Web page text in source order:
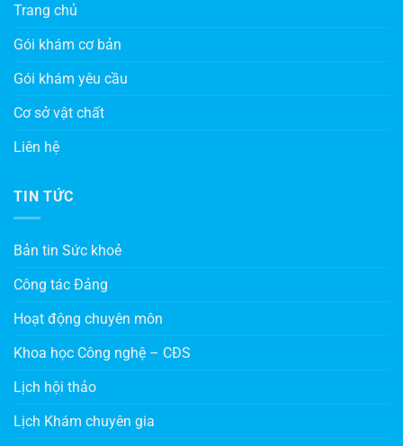
Trang chủ
Gói khám cơ bản
Gói khám yêu cầu
Cơ sở vật chất
Liên hệ
TIN TỨC
Bản tin Sức khoẻ
Công tác Đảng
Hoạt động chuyên môn
Khoa học Công nghệ – CĐS
Lịch hội thảo
Lịch Khám chuyên gia